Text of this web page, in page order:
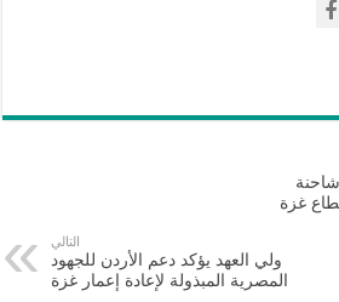
الأونروا: أكثر من 600 شاحنة
غزة
التالي
ولي العهد يؤكد دعم الأردن للجهود
المصرية المبذولة لإعادة إعمار غزة